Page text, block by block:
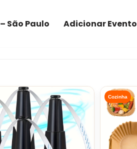
São Paulo Adicionar Evento
Cozinha